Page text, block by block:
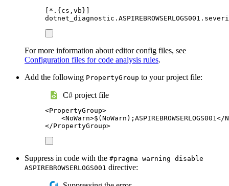
*.{cs,vb}
For more information about editor config files, see
Configuration files for code analysis rules.
Add the following PropertyGroup to your project file:
C# project file
<PropertyGroup>
<NoWarn>$(NoWarn);ASPIREBROWSERLOGS001</
</PropertyGroup>
Suppress in code with the #pragma warning disable
ASPIREBROWSERLOGS001 directive: